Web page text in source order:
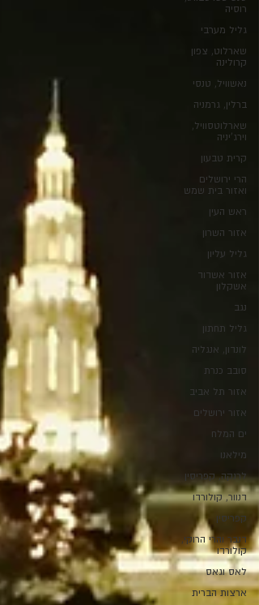
רוסיה
גליל מערבי
שארלוט, צפון
קרולינה
נאשוויל, טנסי
ברלין, גרמניה
שארלוטסוויל,
וירג'יניה
קרית טבעון
הרי ירושלים
ואזור בית שמש
ראש העין
אזור השרון
גליל עליון
אזור אשדוד
אשקלון
נגב
גליל תחתון
לונדון, אנגליה
סובב כנרת
אזור תל אביב
אזור ירושלים
ים המלח
מילאנו
לרנקה, קפריסין
דנוור, קולורדו
קפריסין
דנבר והרי הרוקי,
קולורדו
לאס וגאס
ארצות הברית